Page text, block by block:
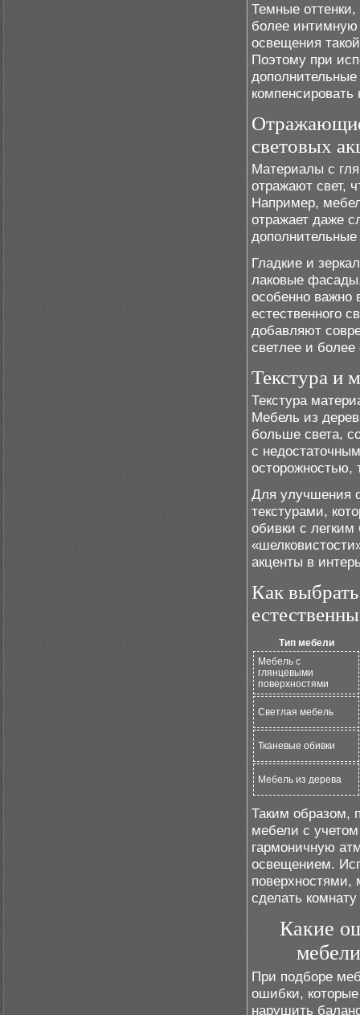
Темные
более интимную
освещения
Поэтому при
компенсировать
световых
Материалы с
отражают свет,
Например,
отражает даже
Гладкие и
лаковые
особенно важно
естественного
добавляют
светлее и
Текстура и
Текстура
Мебель из
больше света,
с
осторожностью,
Для улучшения
текстурами,
обивки с
акценты в
Как
Тип мебели
Мебель с
глянцевыми
поверхностями
Светлая мебель
Тканевые обивки
Мебель из дерева
Таким образом,
мебели с
гармоничную
освещением.
поверхностями,
сделать
Какие
При подборе
ошибки,
нарушить